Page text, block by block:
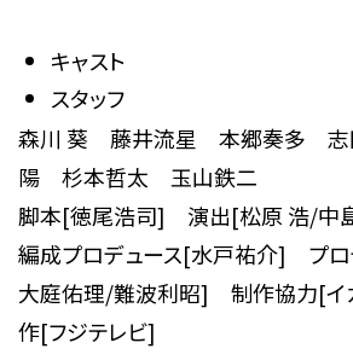
キャスト
スタッフ
森川 葵 藤井流星 本郷奏多
陽 杉本哲太 玉山鉄二
脚本[徳尾浩司] 演出[松原 浩/中
編成プロデュース[水戸祐介] プ
大庭佑理/難波利昭] 制作協力[
作[フジテレビ]